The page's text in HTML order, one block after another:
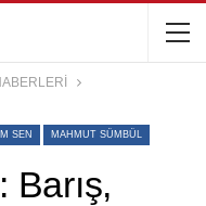
SEN MAHMUT SÜMBÜL